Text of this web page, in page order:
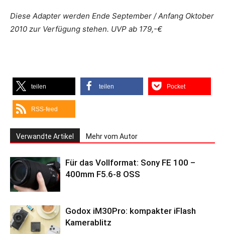
Diese Adapter werden Ende September / Anfang Oktober
2010 zur Verfügung stehen. UVP ab 179,-€
teilen teilen Pocket
RSS-feed
Verwandte Artikel Mehr vom Autor
Für das Vollformat: Sony FE 100 –
400mm F5.6-8 OSS
Godox iM30Pro: kompakter iFlash
Kamerablitz